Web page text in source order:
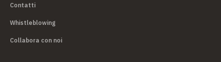
Contatti
Whistleblowing
Collabora con noi